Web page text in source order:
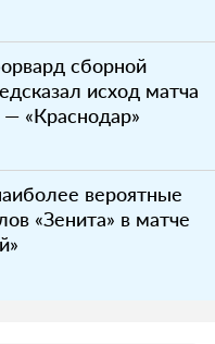
сборной
исход матча
— «Краснодар»
вероятные
«Зенита» в матче